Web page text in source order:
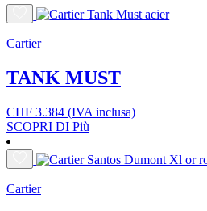
Cartier
TANK MUST
CHF 3.384 (IVA inclusa)
SCOPRI DI Più
Cartier